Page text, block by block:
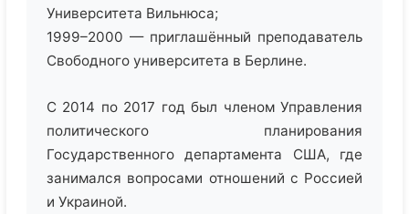
Университета Вильнюса;
1999–2000 — приглашённый преподаватель
Свободного университета в Берлине.
С 2014 по 2017 год был членом Управления
политического планирования
Государственного департамента США, где
занимался вопросами отношений с Россией
и Украиной.